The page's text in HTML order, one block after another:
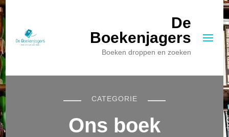
De
Boekenjagers
Boeken droppen en zoeken
CATEGORIE
Ons boek